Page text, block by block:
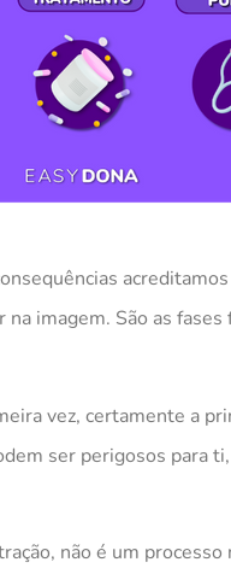
na imagem. São as
vez, certamente a
m ser perigosos para ti
não é um